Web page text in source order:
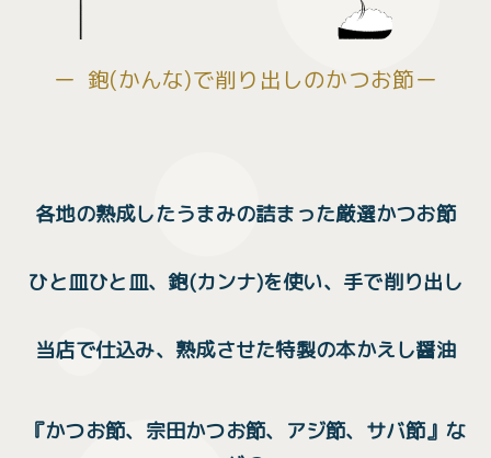
ー 鉋(かんな)で削り出しのかつお節ー
各地の熟成したうまみの詰まった厳選かつお節
ひと皿ひと皿、鉋(カンナ)を使い、手で削り出し
当店で仕込み、熟成させた特製の本かえし醤油
『かつお節、宗田かつお節、アジ節、サバ節』な